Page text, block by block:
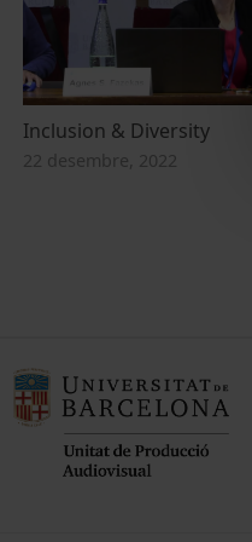
Inclusion & Diversity
22 desembre, 2022